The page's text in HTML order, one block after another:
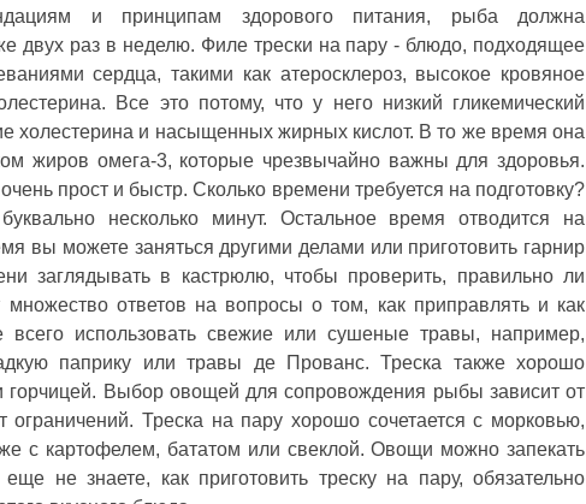
и принципам здорового питания, рыба должна
двух раз в неделю. Филе трески на пару - блюдо, подходящее
сердца, такими как атеросклероз, высокое кровяное
Все это потому, что у него низкий гликемический
холестерина и насыщенных жирных кислот. В то же время она
жиров омега-3, которые чрезвычайно важны для здоровья.
прост и быстр. Сколько времени требуется на подготовку?
несколько минут. Остальное время отводится на
вы можете заняться другими делами или приготовить гарнир
заглядывать в кастрюлю, чтобы проверить, правильно ли
множество ответов на вопросы о том, как приправлять и как
всего использовать свежие или сушеные травы, например,
паприку или травы де Прованс. Треска также хорошо
горчицей. Выбор овощей для сопровождения рыбы зависит от
ограничений. Треска на пару хорошо сочетается с морковью,
с картофелем, бататом или свеклой. Овощи можно запекать
не знаете, как приготовить треску на пару, обязательно